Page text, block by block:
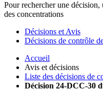
Pour rechercher une
des concentrations
Décisions et Avis
Décisions de contrôle
Accueil
Avis et décisions
Liste des décisions de
Décision 24-DCC-30